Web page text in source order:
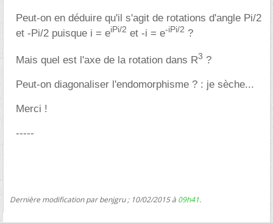
Peut-on en déduire qu'il s'agit de rotations d'angle Pi/2
et -Pi/2 puisque i = eiPi/2 et -i = e-iPi/2 ?
Mais quel est l'axe de la rotation dans R3 ?
Peut-on diagonaliser l'endomorphisme ? : je sèche...
Merci !
-----
Dernière modification par benjgru ; 10/02/2015 à 09h41.